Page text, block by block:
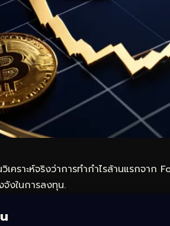
คราะห์จริงว่าการทำกำไรล้านแรกจาก
จังในการลงทุน.